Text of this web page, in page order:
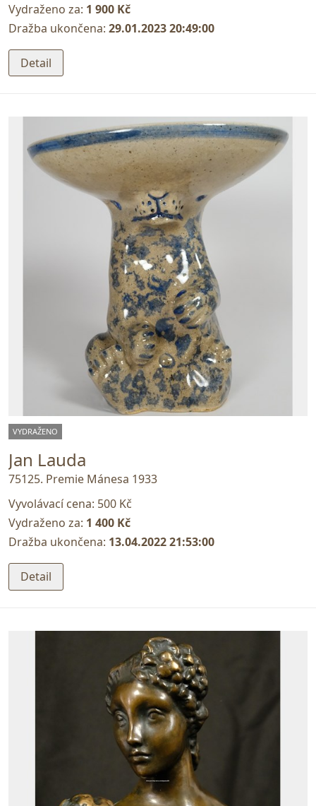
Vydraženo za: 1 900 Kč
Dražba ukončena: 29.01.2023 20:49:00
Detail
VYDRAŽENO
Jan Lauda
75125. Premie Mánesa 1933
Vyvolávací cena: 500 Kč
Vydraženo za: 1 400 Kč
Dražba ukončena: 13.04.2022 21:53:00
Detail